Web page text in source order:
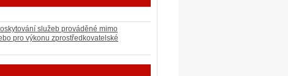
služeb prováděné mimo
pro výkonu zprostředkovatelské